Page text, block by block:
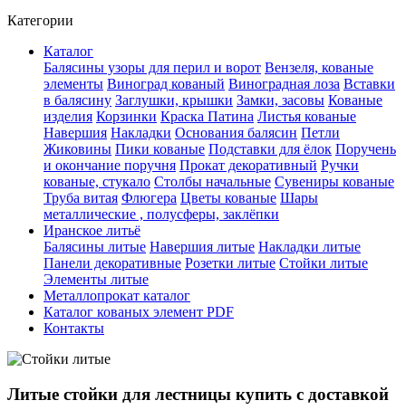
Категории
Каталог
Балясины узоры для перил и ворот Вензеля, кованые
элементы Виноград кованый Виноградная лоза Вставки
в балясину Заглушки, крышки Замки, засовы Кованые
изделия Корзинки Краска Патина Листья кованые
Навершия Накладки Основания балясин Петли
Жиковины Пики кованые Подставки для ёлок Поручень
и окончание поручня Прокат декоративный Ручки
кованые, стукало Столбы начальные Сувениры кованые
Труба витая Флюгера Цветы кованые Шары
металлические , полусферы, заклёпки
Иранское литьё
Балясины литые Навершия литые Накладки литые
Панели декоративные Розетки литые Стойки литые
Элементы литые
Металлопрокат каталог
Каталог кованых элемент PDF
Контакты
Литые стойки для лестницы купить с доставкой